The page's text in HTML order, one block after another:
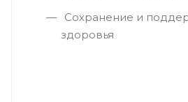
Сохранение и
здоровья